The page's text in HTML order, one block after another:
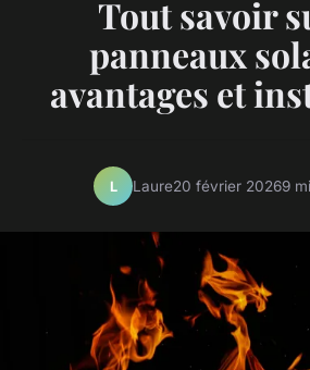
Tout savoir
panneaux
avantages et
L Laure20 février 20269